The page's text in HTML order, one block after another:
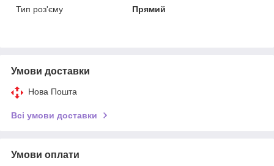
Тип роз'єму
Прямий
Умови доставки
Нова Пошта
Всі умови доставки
Умови оплати